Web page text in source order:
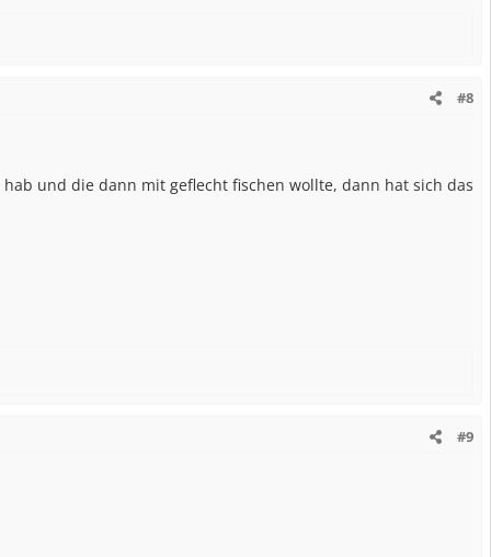
#8
und die dann mit geflecht fischen wollte, dann hat sich das
#9